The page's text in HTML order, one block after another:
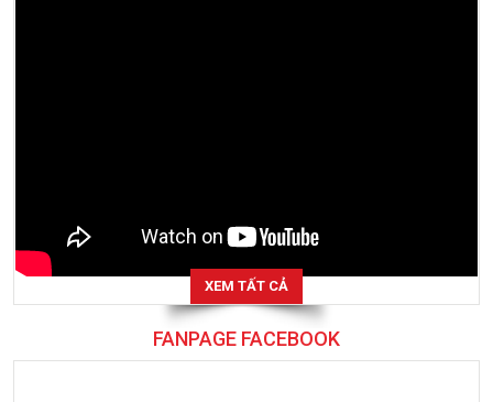
XEM TẤT CẢ
FANPAGE FACEBOOK